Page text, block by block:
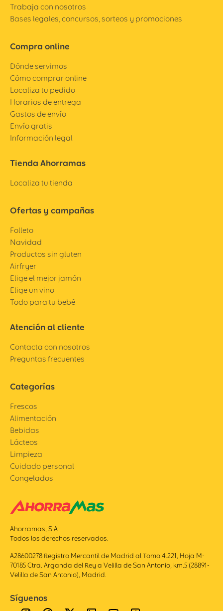
Trabaja con nosotros
Bases legales, concursos, sorteos y promociones
Compra online
Dónde servimos
Cómo comprar online
Localiza tu pedido
Horarios de entrega
Gastos de envío
Envío gratis
Información legal
Tienda Ahorramas
Localiza tu tienda
Ofertas y campañas
Folleto
Navidad
Productos sin gluten
Airfryer
Elige el mejor jamón
Elige un vino
Todo para tu bebé
Atención al cliente
Contacta con nosotros
Preguntas frecuentes
Categorías
Frescos
Alimentación
Bebidas
Lácteos
Limpieza
Cuidado personal
Congelados
Ahorramas, S.A
Todos los derechos reservados.
A28600278 Registro Mercantil de Madrid al Tomo 4.221, Hoja M-
70185 Ctra. Arganda del Rey a Velilla de San Antonio, km.5 (28891-
Velilla de San Antonio), Madrid.
Síguenos